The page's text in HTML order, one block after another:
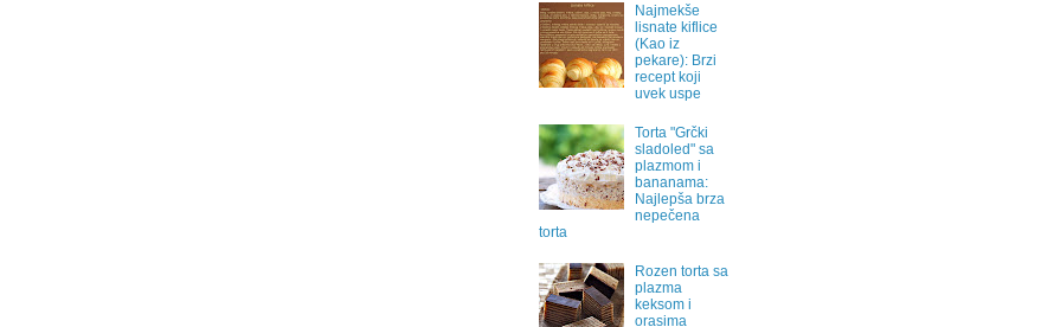
Najmekše
lisnate kiflice
(Kao iz
pekare): Brzi
recept koji
uvek uspe
Torta "Grčki
sladoled" sa
plazmom i
bananama:
Najlepša brza
nepečena
torta
Rozen torta sa
plazma
keksom i
orasima